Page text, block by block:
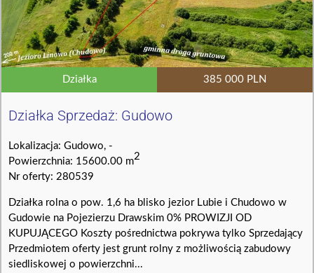
Działka 385 000 PLN
Działka Sprzedaż: Gudowo
Lokalizacja: Gudowo, -
Powierzchnia: 15600.00 m2
Nr oferty: 280539
Działka rolna o pow. 1,6 ha blisko jezior Lubie i Chudowo w
Gudowie na Pojezierzu Drawskim 0% PROWIZJI OD
KUPUJĄCEGO Koszty pośrednictwa pokrywa tylko Sprzedający
Przedmiotem oferty jest grunt rolny z możliwością zabudowy
siedliskowej o powierzchni...